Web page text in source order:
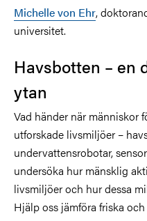
Michelle von Ehr,
universitet.
Havsbotten – en
ytan
Vad händer när människor
utforskade livsmiljöer –
undervattensrobotar,
undersöka hur mänsklig
livsmiljöer och hur dessa
Hjälp oss jämföra friska